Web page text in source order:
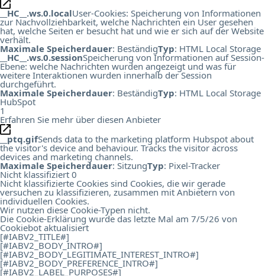
__HC__.ws.0.localUser-Cookies: Speicherung von Informationen
zur Nachvollziehbarkeit, welche Nachrichten ein User gesehen
hat, welche Seiten er besucht hat und wie er sich auf der Website
verhält.
Maximale Speicherdauer: BeständigTyp: HTML Local Storage
__HC__.ws.0.sessionSpeicherung von Informationen auf Session-
Ebene: welche Nachrichten wurden angezeigt und was für
weitere Interaktionen wurden innerhalb der Session
durchgeführt.
Maximale Speicherdauer: BeständigTyp: HTML Local Storage
HubSpot
1
Erfahren Sie mehr über diesen Anbieter
__ptq.gifSends data to the marketing platform Hubspot about
the visitor's device and behaviour. Tracks the visitor across
devices and marketing channels.
Maximale Speicherdauer: SitzungTyp: Pixel-Tracker
Nicht klassifiziert 0
Nicht klassifizierte Cookies sind Cookies, die wir gerade
versuchen zu klassifizieren, zusammen mit Anbietern von
individuellen Cookies.
Wir nutzen diese Cookie-Typen nicht.
Die Cookie-Erklärung wurde das letzte Mal am 7/5/26 von
Cookiebot aktualisiert
[#IABV2_TITLE#]
[#IABV2_BODY_INTRO#]
[#IABV2_BODY_LEGITIMATE_INTEREST_INTRO#]
[#IABV2_BODY_PREFERENCE_INTRO#]
[#IABV2_LABEL_PURPOSES#]